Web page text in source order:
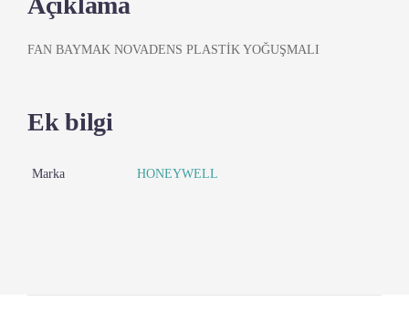
FAN BAYMAK NOVADENS PLASTİK YOĞUŞMALI
Ek bilgi
Marka HONEYWELL